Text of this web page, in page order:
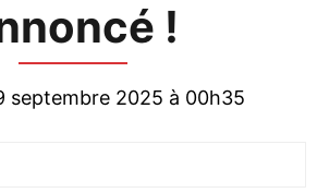
!
septembre 2025 à 00h35